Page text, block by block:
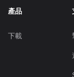
產品
下載